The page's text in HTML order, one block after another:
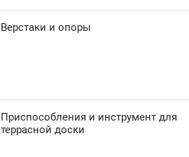
Верстаки и опоры
Приспособления и инструмент для
террасной доски